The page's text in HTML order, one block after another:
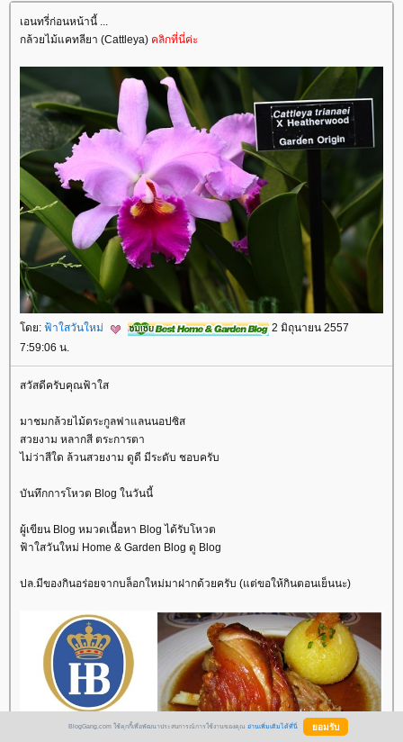
เอนทรี่ก่อนหน้านี้ ...
กล้วยไม้แคทลียา (Cattleya) คลิกที่นี่ค่ะ
ดย: ฟ้าใสวันใหม่
2 มิถุนายน 2557
7:59:06 น.
สวัสดีครับคุณฟ้าใส
มาชมกล้วยไม้ตระกูลฟาแลนนอปซิส
สวยงาม หลากสี ตระการตา
ไม่ว่าสีใด ล้วนสวยงาม ดูดี มีระดับ ชอบครับ
บันทึกการโหวต Blog ในวันนี้
ผู้เขียน Blog หมวดเนื้อหา Blog ได้รับโหวต
ฟ้าใสวันใหม่ Home & Garden Blog ดู Blog
ปล.มีของกินอร่อยจากบล็อกใหม่มาฝากด้วยครับ (แต่ขอให้กินตอนเย็นนะ)
BlogGang.com ใช้คุกกี้เพื่อพัฒนาประสบการณ์การใช้งานของคุณ อ่านเพิ่มเติมได้ที่นี่